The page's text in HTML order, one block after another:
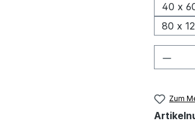
40 x
80 x
Zum